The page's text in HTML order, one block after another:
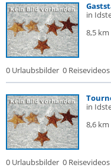
in
8,5
0 Urlaubsbilder 0 Reisevideos
in
8,6
0 Urlaubsbilder 0 Reisevideos